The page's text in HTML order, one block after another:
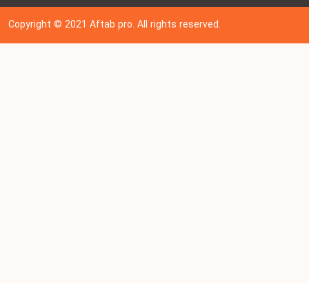
Copyright © 202 1Aftab pro. All rights reserved.